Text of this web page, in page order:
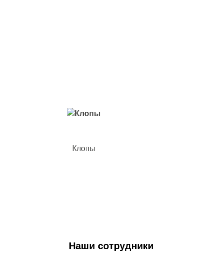
Клопы
Наши сотрудники